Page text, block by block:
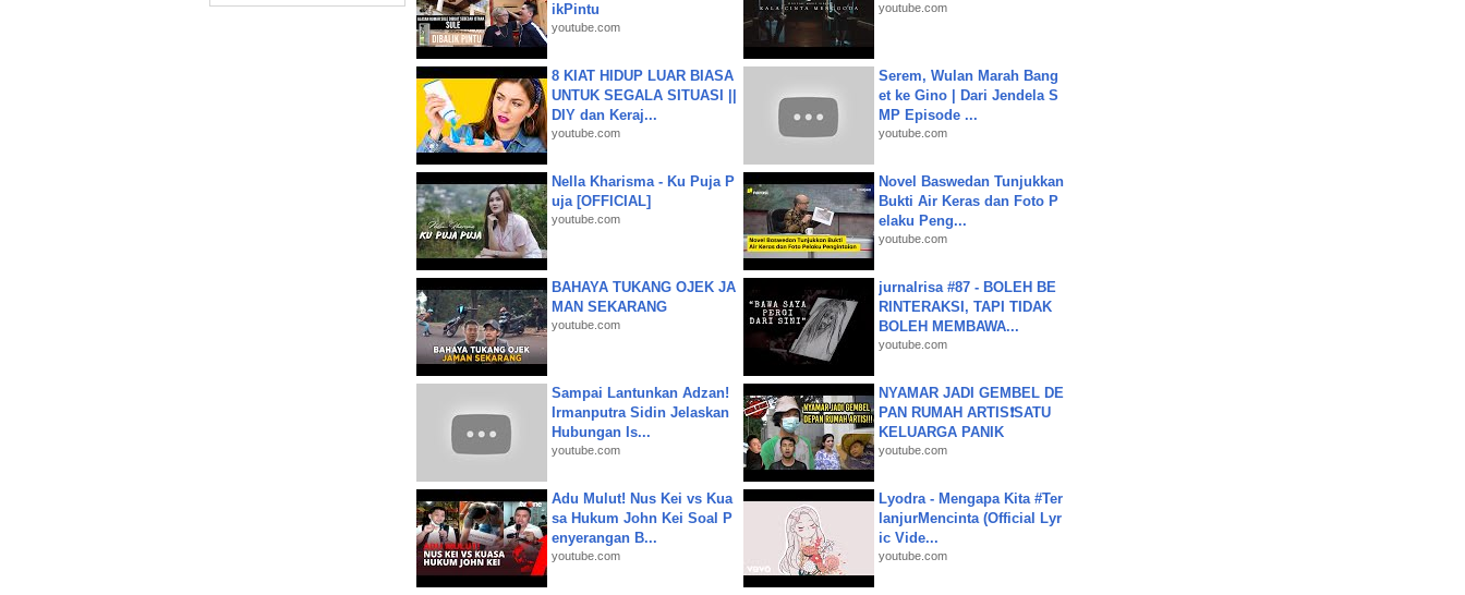
ikPintu
youtube.com
youtube.com
8 KIAT HIDUP LUAR BIASA
UNTUK SEGALA SITUASI ||
DIY dan Keraj...
youtube.com
Serem, Wulan Marah Bang
et ke Gino | Dari Jendela S
MP Episode ...
youtube.com
Nella Kharisma - Ku Puja P
uja [OFFICIAL]
youtube.com
Novel Baswedan Tunjukkan
Bukti Air Keras dan Foto P
elaku Peng...
youtube.com
BAHAYA TUKANG OJEK JA
MAN SEKARANG
youtube.com
jurnalrisa #87 - BOLEH BE
RINTERAKSI, TAPI TIDAK
BOLEH MEMBAWA...
youtube.com
Sampai Lantunkan Adzan!
Irmanputra Sidin Jelaskan
Hubungan Is...
youtube.com
NYAMAR JADI GEMBEL DE
PAN RUMAH ARTIS❗SATU
KELUARGA PANIK
youtube.com
Adu Mulut! Nus Kei vs Kua
sa Hukum John Kei Soal P
enyerangan B...
youtube.com
Lyodra - Mengapa Kita #Ter
lanjurMencinta (Official Lyr
ic Vide...
youtube.com